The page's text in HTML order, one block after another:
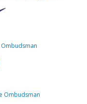
Ombudsman